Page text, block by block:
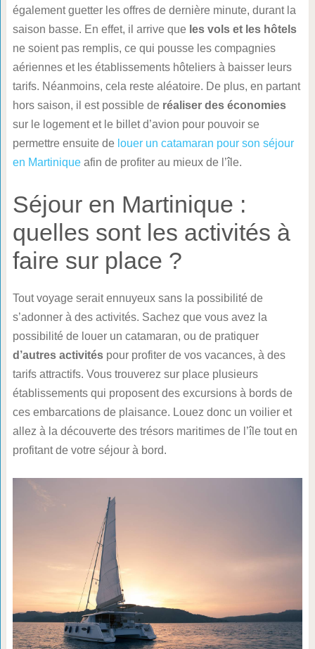
également guetter les offres de dernière minute, durant la
saison basse. En effet, il arrive que les vols et les hôtels
ne soient pas remplis, ce qui pousse les compagnies
aériennes et les établissements hôteliers à baisser leurs
tarifs. Néanmoins, cela reste aléatoire. De plus, en partant
hors saison, il est possible de réaliser des économies
sur le logement et le billet d’avion pour pouvoir se
permettre ensuite de louer un catamaran pour son séjour
en Martiniqueafin de profiter au mieux de l’île.
Séjour en Martinique :
quelles sont les activités à
faire sur place ?
Tout voyage serait ennuyeux sans la possibilité de
s’adonner à des activités. Sachez que vous avez la
possibilité de louer un catamaran, ou de pratiquer
d’autres activitéspour profiter de vos vacances, à des
tarifs attractifs. Vous trouverez sur place plusieurs
établissements qui proposent des excursions à bords de
ces embarcations de plaisance. Louez donc un voilier et
allez à la découverte des trésors maritimes de l’île tout en
profitant de votre séjour à bord.